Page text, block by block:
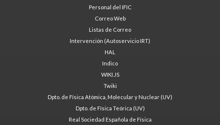
Personal del IFIC
Correo Web
Listas de Correo
Intervención (Autoservicio IRT)
HAL
Indico
WIKI.JS
Twiki
Dpto. de Física Atómica, Molecular y Nuclear (UV)
Dpto. de Física Teórica (UV)
Real Sociedad Española de Física